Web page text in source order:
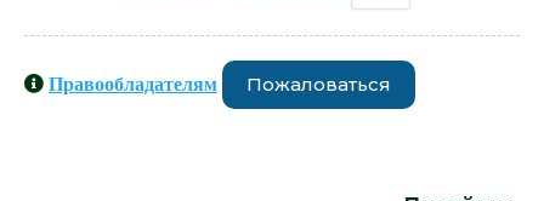
Правообладателям Пожаловаться